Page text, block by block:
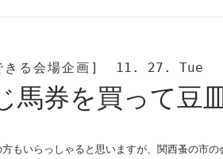
る会場企画] 11. 27. Tue
馬券を買って豆
もいらっしゃると思いますが、関西蚤の市の